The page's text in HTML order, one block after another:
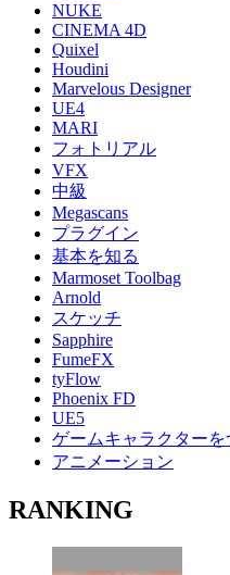
NUKE
CINEMA 4D
Quixel
Houdini
Marvelous Designer
UE4
MARI
フォトリアル
VFX
中級
Megascans
プラグイン
基本を知る
Marmoset Toolbag
Arnold
スケッチ
Sapphire
FumeFX
tyFlow
Phoenix FD
UE5
ゲームキャラクターを
アニメーション
RANKING